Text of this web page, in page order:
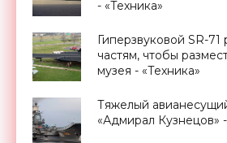
- «Техника»
Гиперзвуковой SR-
частям, чтобы
музея - «Техника»
Тяжелый
«Адмирал Кузнецов»